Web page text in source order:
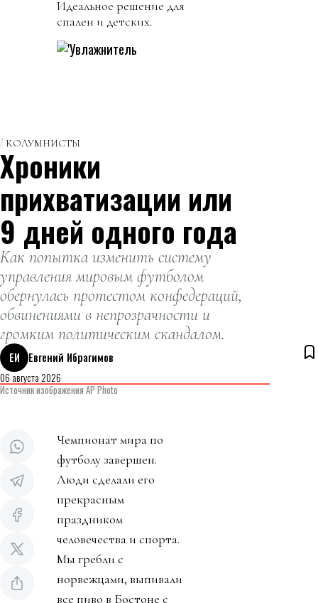
Идеальное решение для
спален и детских.
КОЛУМНИСТЫ
Хроники
прихватизации или
9 дней одного года
Как попытка изменить систему
управления мировым футболом
обернулась протестом конфедераций,
обвинениями в непрозрачности и
громким политическим скандалом.
ЕИ
Евгений Ибрагимов
06 августа 2026
Источник изображения AP Photo